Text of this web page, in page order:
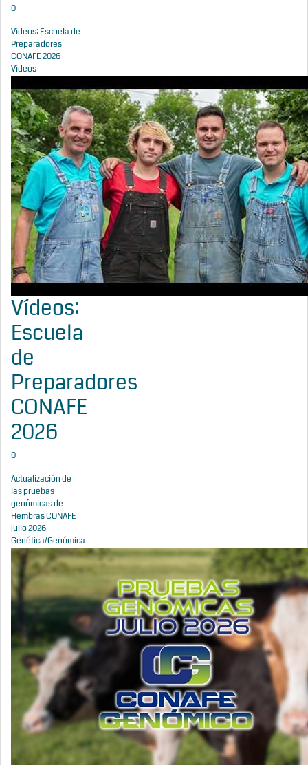
0
Vídeos: Escuela de
Preparadores
CONAFE 2026
Vídeos
Vídeos:
Escuela
de
Preparadores
CONAFE
2026
0
Actualización de
las pruebas
genómicas de
Hembras CONAFE
julio 2026
Genética/Genómica